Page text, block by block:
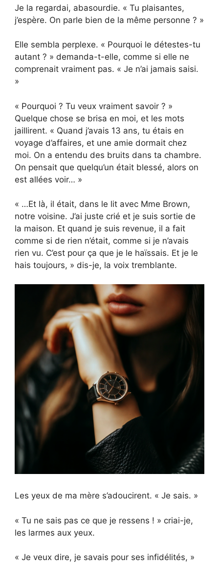
Je la regardai, abasourdie. « Tu plaisantes,
j’espère. On parle bien de la même personne ? »
Elle sembla perplexe. « Pourquoi le détestes-tu
autant ? » demanda-t-elle, comme si elle ne
comprenait vraiment pas. « Je n’ai jamais saisi.
»
« Pourquoi ? Tu veux vraiment savoir ? »
Quelque chose se brisa en moi, et les mots
jaillirent. « Quand j’avais 13 ans, tu étais en
voyage d’affaires, et une amie dormait chez
moi. On a entendu des bruits dans ta chambre.
On pensait que quelqu’un était blessé, alors on
est allées voir… »
« …Et là, il était, dans le lit avec Mme Brown,
notre voisine. J’ai juste crié et je suis sortie de
la maison. Et quand je suis revenue, il a fait
comme si de rien n’était, comme si je n’avais
rien vu. C’est pour ça que je le haïssais. Et je le
hais toujours, » dis-je, la voix tremblante.
Les yeux de ma mère s’adoucirent. « Je sais. »
« Tu ne sais pas ce que je ressens ! » criai-je,
les larmes aux yeux.
« Je veux dire, je savais pour ses infidélités, »